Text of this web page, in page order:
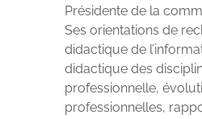
Présidente de la
Ses orientations de
didactique de
didactique des
professionnelle,
professionnelles,